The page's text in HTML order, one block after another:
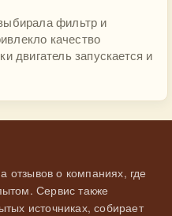
фильтр и
качество
двигатель запускается и
о компаниях, где
Сервис также
источниках, собирает